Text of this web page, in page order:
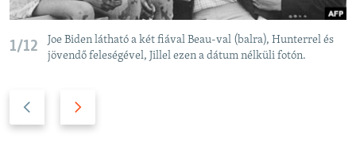
1/12
Joe Biden látható a két fiával Beau-val (balra), Hunterrel és
jövendő feleségével, Jillel ezen a dátum nélküli fotón.